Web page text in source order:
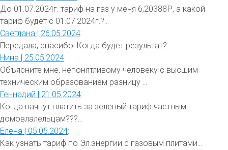
До 01.07.2024г. тариф на газ у меня 6,20388₽, а какой
тариф будет с 01.07.2024г.?...
Светлана | 26.05.2024:
Передала, спасибо. Когда будет результат?...
Нина | 25.05.2024:
Объясните мне, непонятливому человеку с высшим
техническим образованием разницу ...
Геннадий | 21.05.2024:
Когда начнут платить за зеленый тариф частным
домовлалельцам???...
Елена | 05.05.2024:
Как узнать тариф по Эл.энергии с газовым плитами...